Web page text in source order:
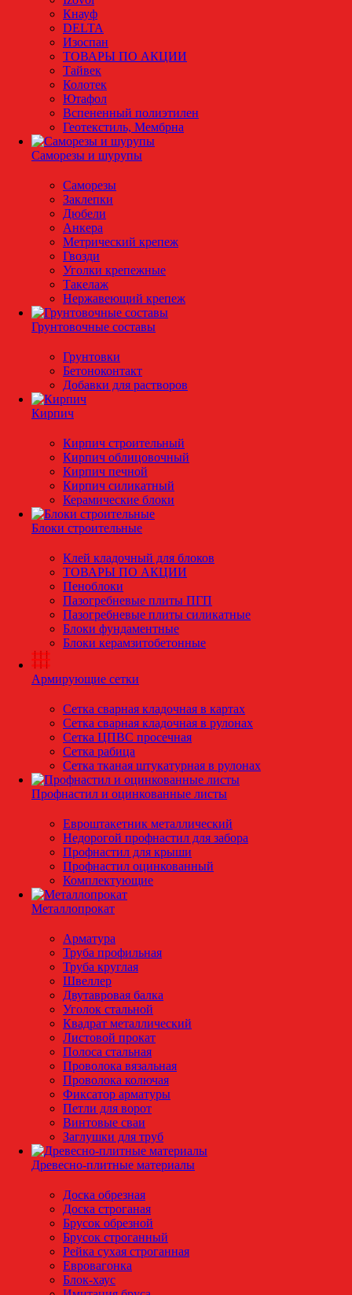
Кнауф
DELTA
Изоспан
ТОВАРЫ ПО АКЦИИ
Тайвек
Колотек
Ютафол
Вспененный полиэтилен
Геотекстиль, Мембрна
Саморезы и шурупы
Саморезы
Заклепки
Дюбели
Анкера
Метрический крепеж
Гвозди
Уголки крепежные
Такелаж
Нержавеющий крепеж
Грунтовочные составы
Грунтовки
Бетоноконтакт
Добавки для растворов
Кирпич
Кирпич строительный
Кирпич облицовочный
Кирпич печной
Кирпич силикатный
Керамические блоки
Блоки строительные
Клей кладочный для блоков
ТОВАРЫ ПО АКЦИИ
Пеноблоки
Пазогребневые плиты ПГП
Пазогребневые плиты силикатные
Блоки фундаментные
Блоки керамзитобетонные
Армирующие сетки
Сетка сварная кладочная в картах
Сетка сварная кладочная в рулонах
Сетка ЦПВС просечная
Сетка рабица
Сетка тканая штукатурная в рулонах
Профнастил и оцинкованные листы
Евроштакетник металлический
Недорогой профнастил для забора
Профнастил для крыши
Профнастил оцинкованный
Комплектующие
Металлопрокат
Арматура
Труба профильная
Труба круглая
Швеллер
Двутавровая балка
Уголок стальной
Квадрат металлический
Листовой прокат
Полоса стальная
Проволока вязальная
Проволока колючая
Фиксатор арматуры
Петли для ворот
Винтовые сваи
Заглушки для труб
Древесно-плитные материалы
Доска обрезная
Доска строганая
Брусок обрезной
Брусок строганный
Рейка сухая строганная
Евровагонка
Блок-хаус